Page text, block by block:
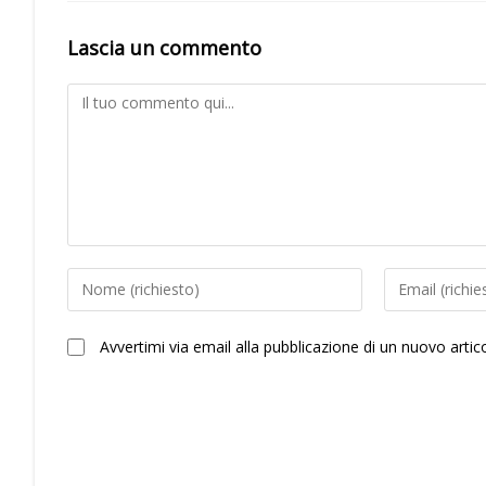
Lascia un commento
Comment
Inserisci
il
tuo
nome
Inserisci
il
Avvertimi via email alla pubblicazione di un nuovo